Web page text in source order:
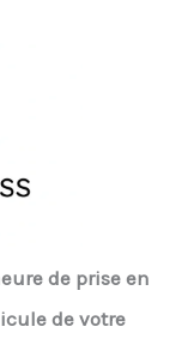
de prise en
de votre